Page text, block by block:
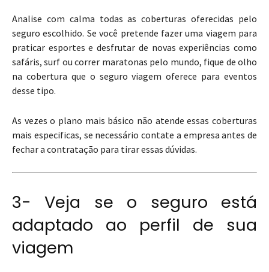
Analise com calma todas as coberturas oferecidas pelo
seguro escolhido. Se você pretende fazer uma viagem para
praticar esportes e desfrutar de novas experiências como
safáris, surf ou correr maratonas pelo mundo, fique de olho
na cobertura que o seguro viagem oferece para eventos
desse tipo.
As vezes o plano mais básico não atende essas coberturas
mais especificas, se necessário contate a empresa antes de
fechar a contratação para tirar essas dúvidas.
3- Veja se o seguro está
adaptado ao perfil de sua
viagem